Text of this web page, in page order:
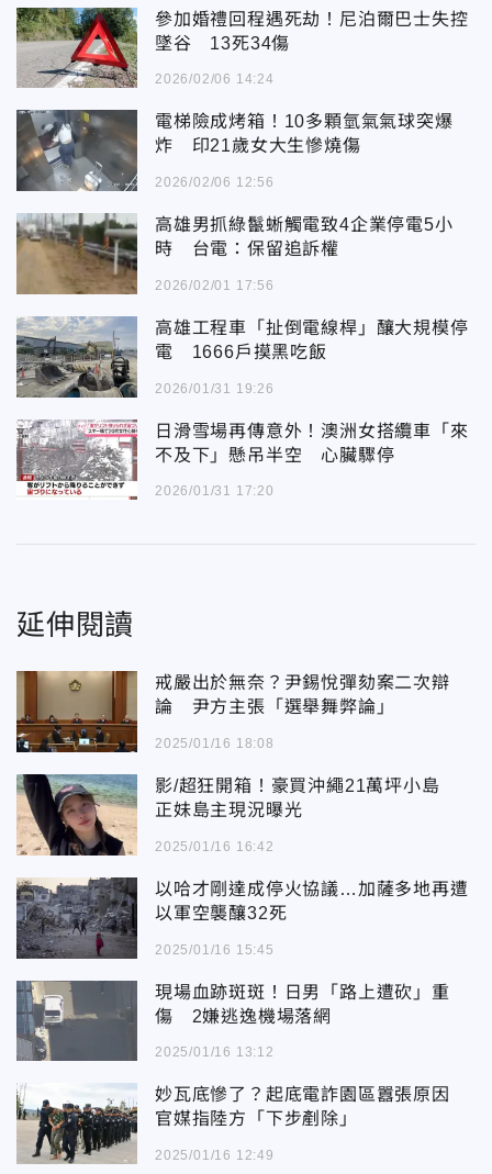
參加婚禮回程遇死劫！尼泊爾巴士失控
墜谷 13死34傷
2026/02/06 14:24
電梯險成烤箱！10多顆氫氣氣球突爆
炸 印21歲女大生慘燒傷
2026/02/06 12:56
高雄男抓綠鬣蜥觸電致4企業停電5小
時 台電：保留追訴權
2026/02/01 17:56
高雄工程車「扯倒電線桿」釀大規模停
電 1666戶摸黑吃飯
2026/01/31 19:26
日滑雪場再傳意外！澳洲女搭纜車「來
不及下」懸吊半空 心臟驟停
2026/01/31 17:20
延伸閱讀
戒嚴出於無奈？尹錫悅彈劾案二次辯
論 尹方主張「選舉舞弊論」
2025/01/16 18:08
影/超狂開箱！豪買沖繩21萬坪小島
正妹島主現況曝光
2025/01/16 16:42
以哈才剛達成停火協議…加薩多地再遭
以軍空襲釀32死
2025/01/16 15:45
現場血跡斑斑！日男「路上遭砍」重
傷 2嫌逃逸機場落網
2025/01/16 13:12
妙瓦底慘了？起底電詐園區囂張原因
官媒指陸方「下步剷除」
2025/01/16 12:49